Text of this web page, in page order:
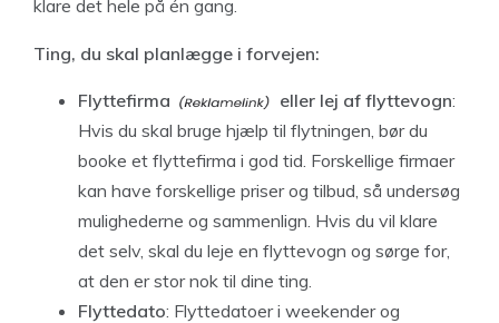
klare det hele på én gang.
Ting, du skal planlægge i forvejen:
Flyttefirma eller lej af flyttevogn:
Hvis du skal bruge hjælp til flytningen, bør du
booke et flyttefirma i god tid. Forskellige firmaer
kan have forskellige priser og tilbud, så undersøg
mulighederne og sammenlign. Hvis du vil klare
det selv, skal du leje en flyttevogn og sørge for,
at den er stor nok til dine ting.
Flyttedato: Flyttedatoer i weekender og